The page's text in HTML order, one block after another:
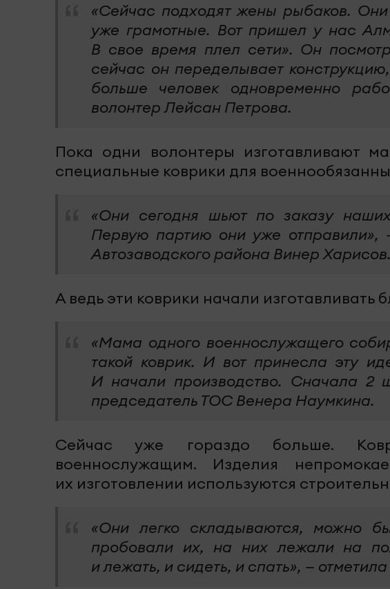
«Сейчас подходят жены рыбаков. Они
уже грамотные. Вот пришел у нас
В свое время плел сети». Он
сейчас он переделывает
больше человек одновременно
волонтер Лейсан Петрова.
Пока одни волонтеры изготавливают
специальные коврики для
«Они сегодня шьют по заказу
Первую партию они уже отправили»,
Автозаводского района Винер Харисов.
А ведь эти коврики начали изготавливать
«Мама одного военнослужащего
такой коврик. И вот принесла эту
И начали производство. Сначала 2
председатель ТОС Венера Наумкина.
Сейчас уже гораздо больше.
военнослужащим. Изделия
их изготовлении используются
«Они легко складываются, можно
пробовали их, на них лежали на
и лежать, и сидеть, и спать», —